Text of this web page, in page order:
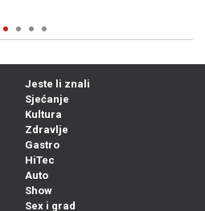
Jeste li znali
Sjećanje
Kultura
Zdravlje
Gastro
HiTec
Auto
Show
Sex i grad